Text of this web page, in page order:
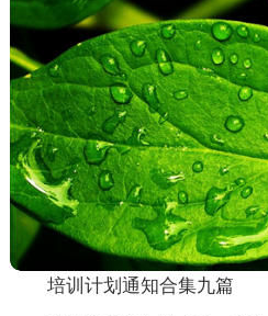
培训计划通知合集九篇